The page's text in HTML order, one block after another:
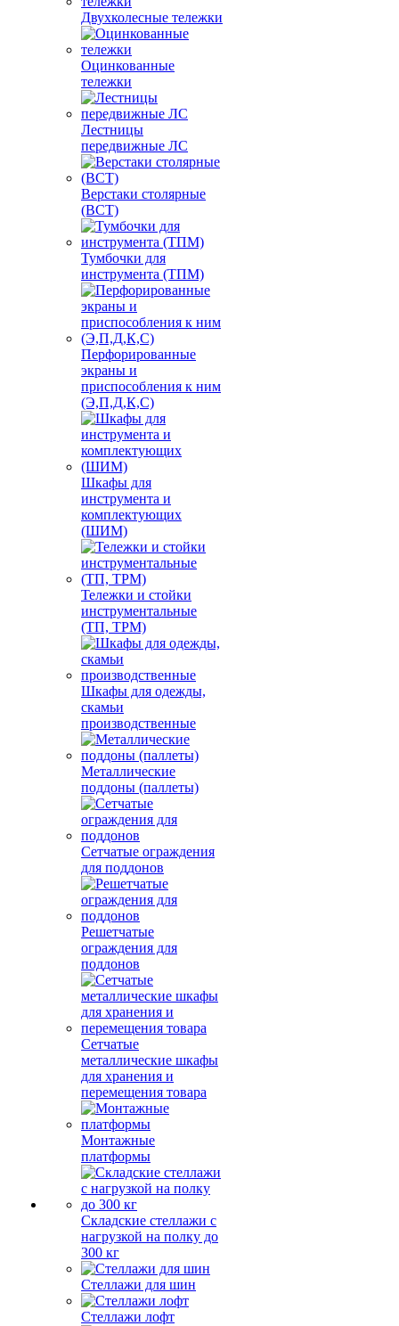
Двухколесные тележки
Оцинкованные
тележки
Лестницы
передвижные ЛС
Верстаки столярные
(ВСТ)
Тумбочки для
инструмента (ТПМ)
Перфорированные
экраны и
приспособления к ним
(Э,П,Д,К,С)
Шкафы для
инструмента и
комплектующих
(ШИМ)
Тележки и стойки
инструментальные
(ТП, ТРМ)
Шкафы для одежды,
скамьи
производственные
Металлические
поддоны (паллеты)
Сетчатые ограждения
для поддонов
Решетчатые
ограждения для
поддонов
Сетчатые
металлические шкафы
для хранения и
перемещения товара
Монтажные
платформы
Складские стеллажи с
нагрузкой на полку до
300 кг
Стеллажи для шин
Стеллажи лофт